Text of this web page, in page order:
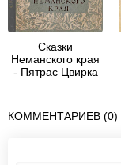
Сказки
Неманского края
- Пятрас Цвирка
КОММЕНТАРИЕВ (0)